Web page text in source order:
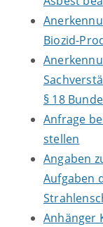
Biozid-
§ 18
Anfrage
stellen
Angaben
Aufgaben
Anhänger